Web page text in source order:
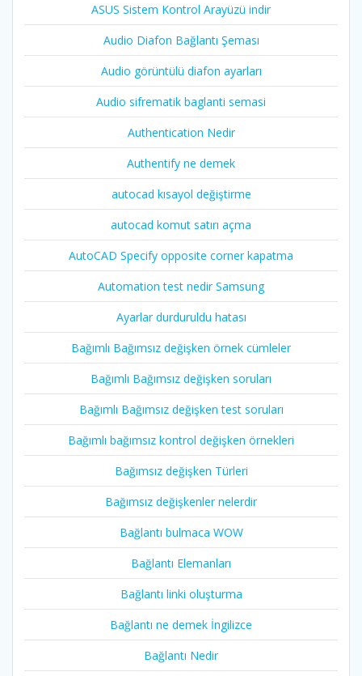
ASUS Sistem Kontrol Arayüzü indir
Audio Diafon Bağlantı Şeması
Audio görüntülü diafon ayarları
Audio sifrematik baglanti semasi
Authentication Nedir
Authentify ne demek
autocad kısayol değiştirme
autocad komut satırı açma
AutoCAD Specify opposite corner kapatma
Automation test nedir Samsung
Ayarlar durduruldu hatası
Bağımlı Bağımsız değişken örnek cümleler
Bağımlı Bağımsız değişken soruları
Bağımlı Bağımsız değişken test soruları
Bağımlı bağımsız kontrol değişken örnekleri
Bağımsız değişken Türleri
Bağımsız değişkenler nelerdir
Bağlantı bulmaca WOW
Bağlantı Elemanları
Bağlantı linki oluşturma
Bağlantı ne demek İngilizce
Bağlantı Nedir